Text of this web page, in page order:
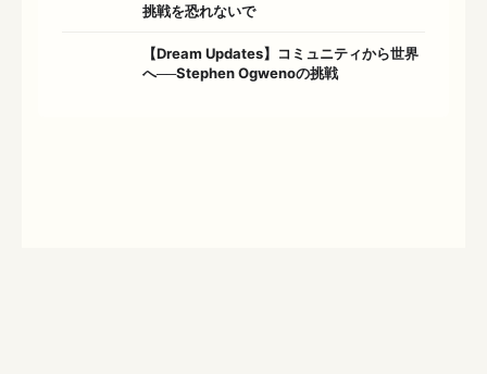
挑戦を恐れないで
【Dream Updates】コミュニティから世界
へ──Stephen Ogwenoの挑戦